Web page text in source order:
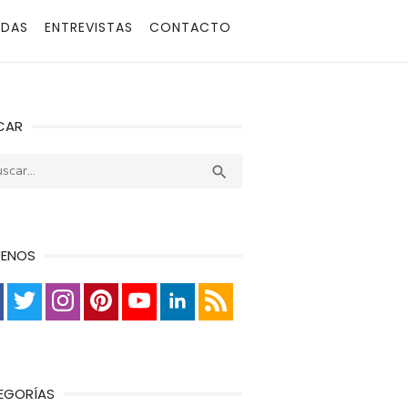
ENTREVISTAS CONTACTO
